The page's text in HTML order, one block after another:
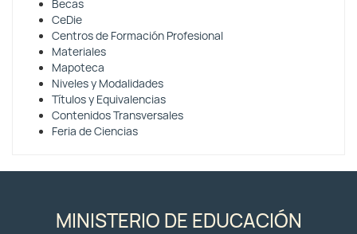
Becas
CeDie
Centros de Formación Profesional
Materiales
Mapoteca
Niveles y Modalidades
Títulos y Equivalencias
Contenidos Transversales
Feria de Ciencias
MINISTERIO DE EDUCACIÓN